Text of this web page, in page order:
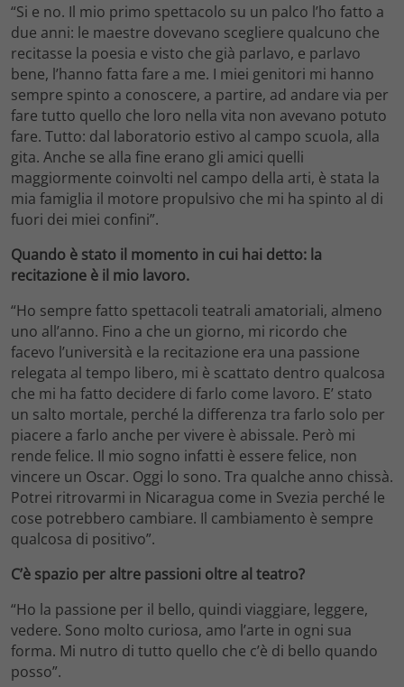
“Si e no. Il mio primo spettacolo su un palco l’ho fatto a
due anni: le maestre dovevano scegliere qualcuno che
recitasse la poesia e visto che già parlavo, e parlavo
bene, l’hanno fatta fare a me. I miei genitori mi hanno
sempre spinto a conoscere, a partire, ad andare via per
fare tutto quello che loro nella vita non avevano potuto
fare. Tutto: dal laboratorio estivo al campo scuola, alla
gita. Anche se alla fine erano gli amici quelli
maggiormente coinvolti nel campo della arti, è stata la
mia famiglia il motore propulsivo che mi ha spinto al di
fuori dei miei confini”.
Quando è stato il momento in cui hai detto: la
recitazione è il mio lavoro.
“Ho sempre fatto spettacoli teatrali amatoriali, almeno
uno all’anno. Fino a che un giorno, mi ricordo che
facevo l’università e la recitazione era una passione
relegata al tempo libero, mi è scattato dentro qualcosa
che mi ha fatto decidere di farlo come lavoro. E’ stato
un salto mortale, perché la differenza tra farlo solo per
piacere a farlo anche per vivere è abissale. Però mi
rende felice. Il mio sogno infatti è essere felice, non
vincere un Oscar. Oggi lo sono. Tra qualche anno chissà.
Potrei ritrovarmi in Nicaragua come in Svezia perché le
cose potrebbero cambiare. Il cambiamento è sempre
qualcosa di positivo”.
C’è spazio per altre passioni oltre al teatro?
“Ho la passione per il bello, quindi viaggiare, leggere,
vedere. Sono molto curiosa, amo l’arte in ogni sua
forma. Mi nutro di tutto quello che c’è di bello quando
posso”.